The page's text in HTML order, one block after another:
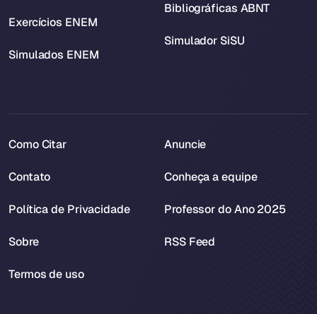
Exercícios ENEM
Simulados ENEM
Bibliográficas ABNT
Simulador SiSU
Como Citar
Contato
Política de Privacidade
Sobre
Termos de uso
Anuncie
Conheça a equipe
Professor do Ano 2025
RSS Feed